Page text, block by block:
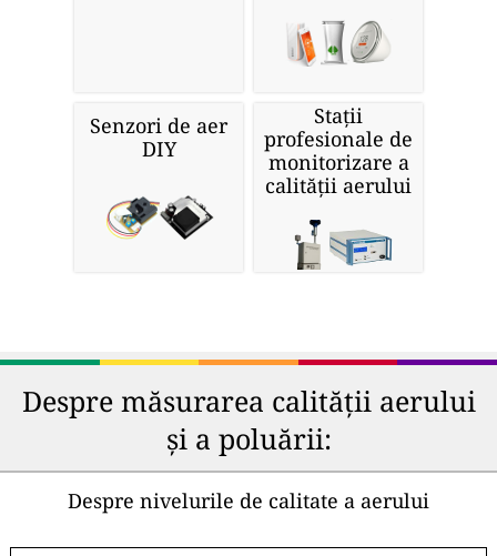
Senzori de aer
DIY
Stații
profesionale de
monitorizare a
calității aerului
Despre măsurarea calității aerului
și a poluării:
Despre nivelurile de calitate a aerului